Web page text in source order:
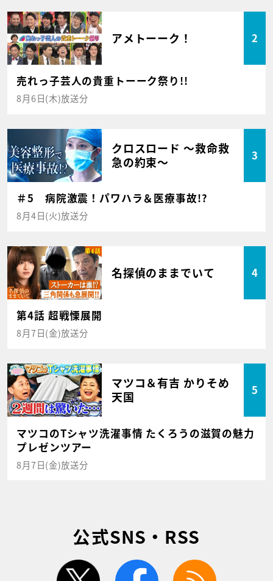
アメトーーク！ 2
売れっ子芸人の貴重トーーク祭り!!
8月6日(木)放送分
クロスロード ～救命救
急の約束～
3
＃5 病院激震！パワハラ＆医療事故!?
8月4日(火)放送分
名探偵のままでいて 4
第4話 超戦慄展開
8月7日(金)放送分
マツコ＆有吉 かりそめ
天国
5
マツコのTシャツ洗濯事情 たくろうの滋賀の魅力
プレゼンツアー
8月7日(金)放送分
公式SNS・RSS
twitter facebook